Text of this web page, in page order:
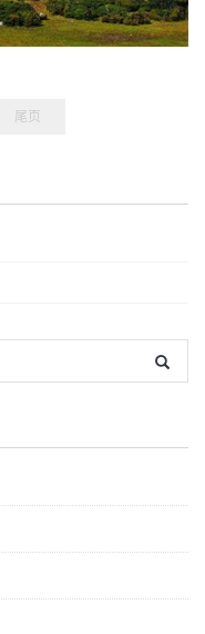
尾页